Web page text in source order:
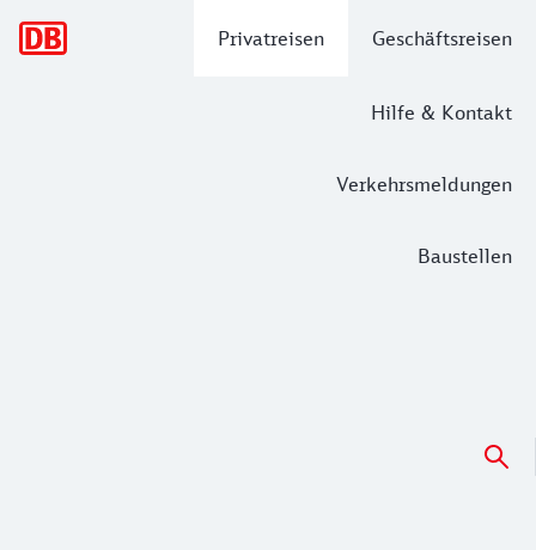
Privatreisen Geschäftsreisen
Hilfe & Kontakt
Verkehrsmeldungen
Baustellen